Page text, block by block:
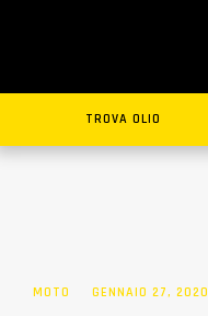
TROVA OLIO
MOTO GENNAIO 27, 2020